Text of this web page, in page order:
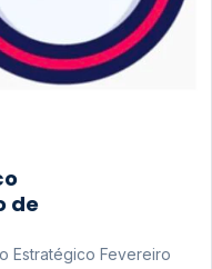
de
Estratégico Fevereiro